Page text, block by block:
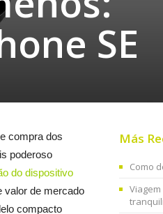
SE
compra dos
poderoso
do dispositivo
valor de mercado
compacto
Más
Como